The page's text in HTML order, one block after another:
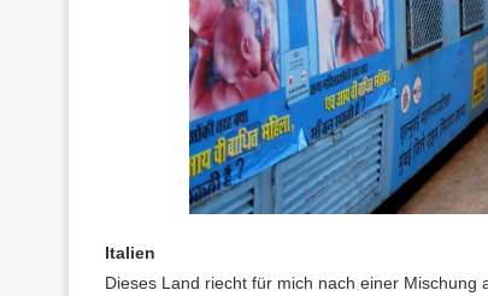
Italien
Dieses Land riecht für mich nach einer